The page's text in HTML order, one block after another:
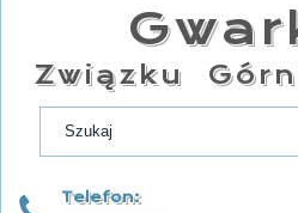
Związku
Telefon: